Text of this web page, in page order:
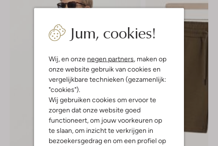
Jum, cookies!
Wij, en onze negen partners, maken op
onze website gebruik van cookies en
vergelijkbare technieken (gezamenlijk:
"cookies").
Wij gebruiken cookies om ervoor te
zorgen dat onze website goed
functioneert, om jouw voorkeuren op
te slaan, om inzicht te verkrijgen in
bezoekersgedrag en om een profiel op